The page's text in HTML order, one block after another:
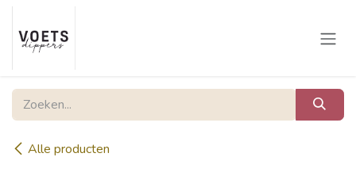
Overslaan naar inhoud
Alle producten